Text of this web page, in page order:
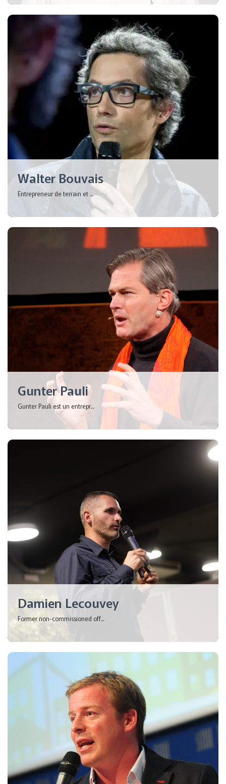
Walter Bouvais
Entrepreneur de terrain et ...
Gunter Pauli
Gunter Pauli est un entrepr...
Damien Lecouvey
Former non-commissioned off...